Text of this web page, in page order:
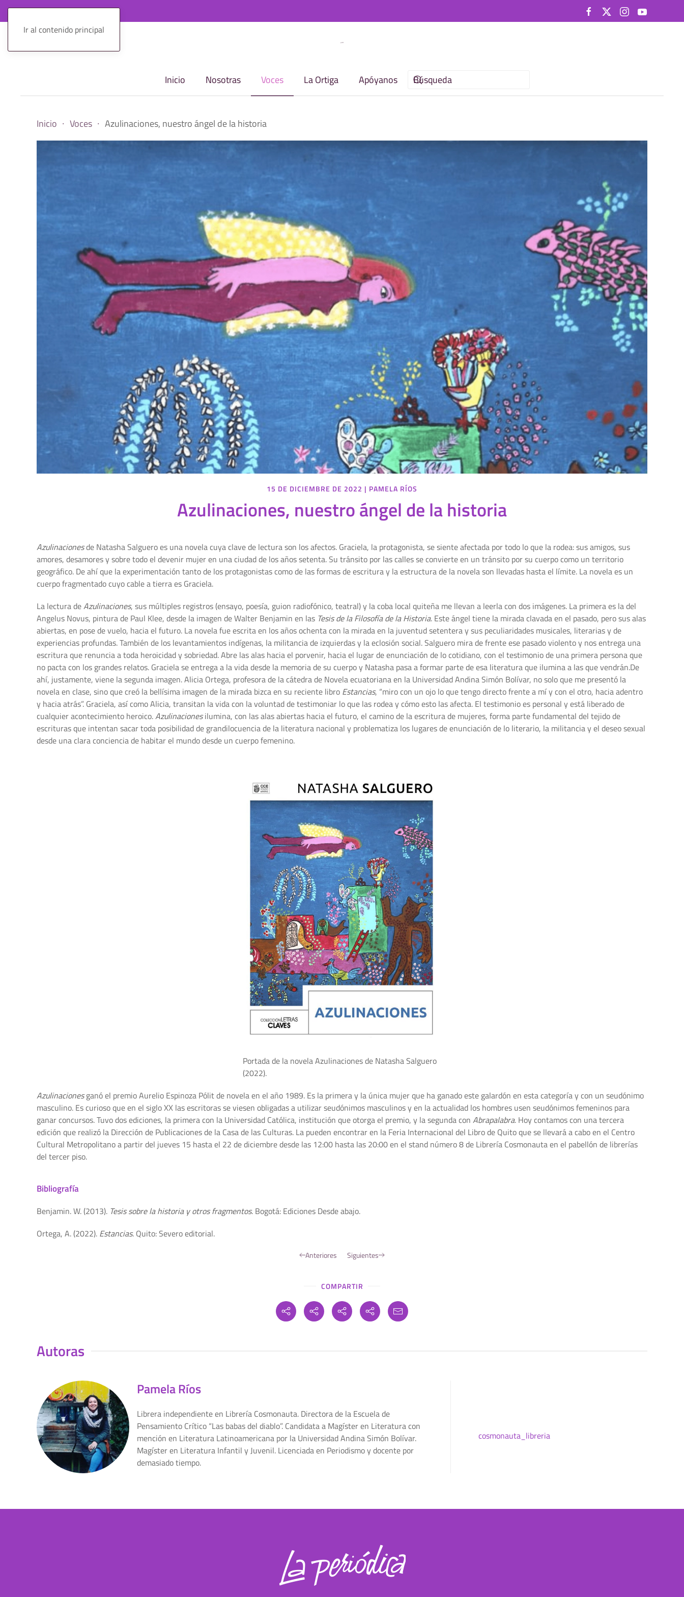
Ir al contenido principal
Inicio Nosotras Voces La Ortiga Apóyanos
Inicio Voces Azulinaciones, nuestro ángel de la historia
15 DE DICIEMBRE DE 2022 | PAMELA RÍOS
Azulinaciones, nuestro ángel de la historia
Azulinacionesde Natasha Salguero es una novela cuya clave de lectura son los afectos. Graciela, la protagonista, se siente afectada por todo lo que la rodea: sus amigos, sus
amores, desamores y sobre todo el devenir mujer en una ciudad de los años setenta. Su tránsito por las calles se convierte en un tránsito por su cuerpo como un territorio
geográfico. De ahí que la experimentación tanto de los protagonistas como de las formas de escritura y la estructura de la novela son llevadas hasta el límite. La novela es un
cuerpo fragmentado cuyo cable a tierra es Graciela.
La lectura deAzulinaciones, sus múltiples registros (ensayo, poesía, guion radiofónico, teatral) y la coba local quiteña me llevan a leerla con dos imágenes. La primera es la del
Angelus Novus, pintura de Paul Klee, desde la imagen de Walter Benjamin en las Tesis de la Filosofía de la Historia. Este ángel tiene la mirada clavada en el pasado, pero sus alas
abiertas, en pose de vuelo, hacia el futuro. La novela fue escrita en los años ochenta con la mirada en la juventud setentera y sus peculiaridades musicales, literarias y de
experiencias profundas. También de los levantamientos indígenas, la militancia de izquierdas y la eclosión social. Salguero mira de frente ese pasado violento y nos entrega una
escritura que renuncia a toda heroicidad y sobriedad. Abre las alas hacia el porvenir, hacia el lugar de enunciación de lo cotidiano, con el testimonio de una primera persona que
no pacta con los grandes relatos. Graciela se entrega a la vida desde la memoria de su cuerpo y Natasha pasa a formar parte de esa literatura que ilumina a las que vendrán.De
ahí, justamente, viene la segunda imagen. Alicia Ortega, profesora de la cátedra de Novela ecuatoriana en la Universidad Andina Simón Bolívar, no solo que me presentó la
novela en clase, sino que creó la bellísima imagen de la mirada bizca en su reciente libro Estancias, “miro con un ojo lo que tengo directo frente a mí y con el otro, hacia adentro
y hacia atrás”. Graciela, así como Alicia, transitan la vida con la voluntad de testimoniar lo que las rodea y cómo esto las afecta. El testimonio es personal y está liberado de
cualquier acontecimiento heroico.Azulinacionesilumina, con las alas abiertas hacia el futuro, el camino de la escritura de mujeres, forma parte fundamental del tejido de
escrituras que intentan sacar toda posibilidad de grandilocuencia de la literatura nacional y problematiza los lugares de enunciación de lo literario, la militancia y el deseo sexual
desde una clara conciencia de habitar el mundo desde un cuerpo femenino.
Portada de la novela Azulinaciones de Natasha Salguero
(2022).
Azulinacionesganó el premio Aurelio Espinoza Pólit de novela en el año 1989. Es la primera y la única mujer que ha ganado este galardón en esta categoría y con un seudónimo
masculino. Es curioso que en el siglo XX las escritoras se viesen obligadas a utilizar seudónimos masculinos y en la actualidad los hombres usen seudónimos femeninos para
ganar concursos. Tuvo dos ediciones, la primera con la Universidad Católica, institución que otorga el premio, y la segunda con Abrapalabra. Hoy contamos con una tercera
edición que realizó la Dirección de Publicaciones de la Casa de las Culturas. La pueden encontrar en la Feria Internacional del Libro de Quito que se llevará a cabo en el Centro
Cultural Metropolitano a partir del jueves 15 hasta el 22 de diciembre desde las 12:00 hasta las 20:00 en el stand número 8 de Librería Cosmonauta en el pabellón de librerías
del tercer piso.
Bibliografía
Benjamin. W. (2013). Tesis sobre la historia y otros fragmentos. Bogotá: Ediciones Desde abajo.
Ortega, A. (2022). Estancias. Quito: Severo editorial.
Anteriores Siguientes
COMPARTIR
Autoras
Pamela Ríos
Librera independiente en Librería Cosmonauta. Directora de la Escuela de
Pensamiento Crítico “Las babas del diablo”. Candidata a Magíster en Literatura con
mención en Literatura Latinoamericana por la Universidad Andina Simón Bolívar.
Magíster en Literatura Infantil y Juvenil. Licenciada en Periodismo y docente por
demasiado tiempo.
cosmonauta_libreria